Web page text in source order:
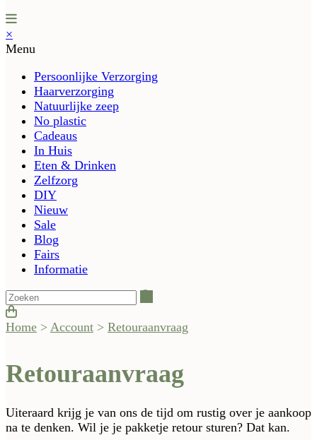
×
Menu
Persoonlijke Verzorging
Haarverzorging
Natuurlijke zeep
No plastic
Cadeaus
In Huis
Eten & Drinken
Zelfzorg
DIY
Nieuw
Sale
Blog
Fairs
Informatie
Home > Account > Retouraanvraag
Retouraanvraag
Uiteraard krijg je van ons de tijd om rustig over je aankoop
na te denken. Wil je je pakketje retour sturen? Dat kan.